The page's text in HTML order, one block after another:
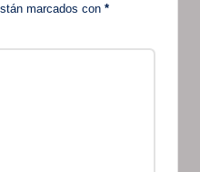
marcados con *